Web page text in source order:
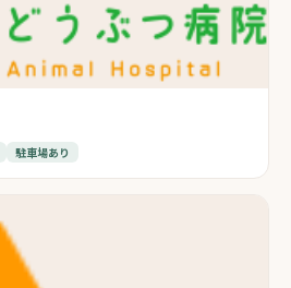
駐車場あり